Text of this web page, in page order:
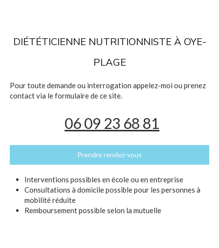
DIÉTÉTICIENNE NUTRITIONNISTE À OYE-
PLAGE
Pour toute demande ou interrogation appelez-moi ou prenez
contact via le formulaire de ce site.
06 09 23 68 81
Prendre rendez-vous
Interventions possibles en école ou en entreprise
Consultations à domicile possible pour les personnes à
mobilité réduite
Remboursement possible selon la mutuelle